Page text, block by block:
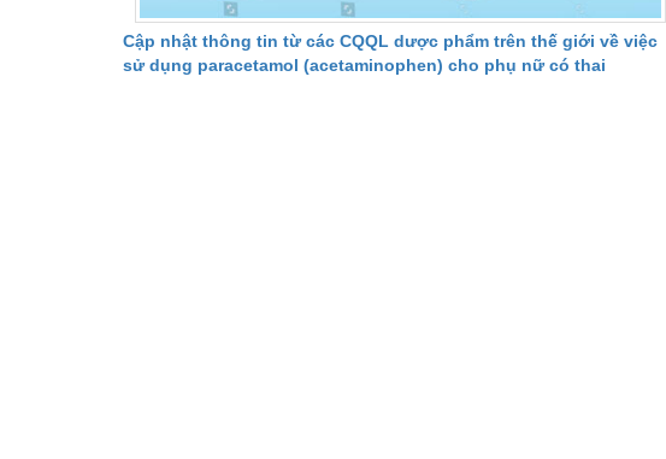
Cập nhật thông tin từ các CQQL dược phẩm trên thế giới về việc
sử dụng paracetamol (acetaminophen) cho phụ nữ có thai